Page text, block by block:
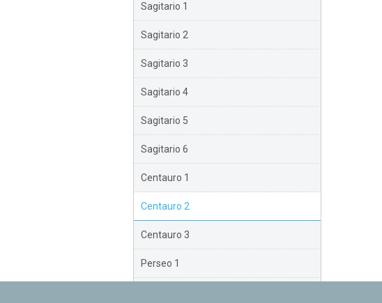
Sagitario 1
Sagitario 2
Sagitario 3
Sagitario 4
Sagitario 5
Sagitario 6
Centauro 1
Centauro 2
Centauro 3
Perseo 1